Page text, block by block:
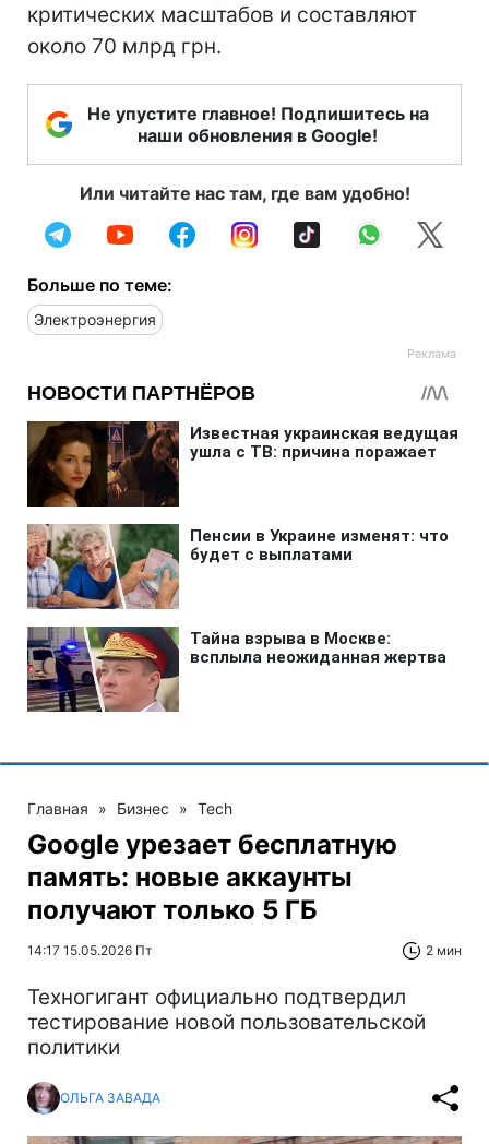
критических масштабов и составляют
около 70 млрд грн.
Не упустите главное! Подпишитесь на
наши обновления в Google!
Или читайте нас там, где вам удобно!
Больше по теме:
Электроэнергия
Главная » Бизнес » Tech
Google урезает бесплатную
память: новые аккаунты
получают только 5 ГБ
14:17 15.05.2026 Пт 2 мин
Техногигант официально подтвердил
тестирование новой пользовательской
политики
ОЛЬГА ЗАВАДА